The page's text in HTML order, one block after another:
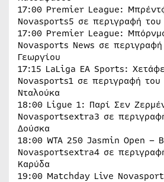
17:00 Premier League:
Novasports5 σε περιγραφή του
17:00 Premier League:
Novasports News σε
Γεωργίου
17:15 LaLiga EA Sports:
Novasports1 σε περιγραφή του
Νταλούκα
18:00 Ligue 1: Παρί Σεν
Novasportsextra3 σε
Δούσκα
18:00 WTA 250 Jasmin Open –
Novasportsextra4 σε
Καρύδα
19:00 Matchday Live